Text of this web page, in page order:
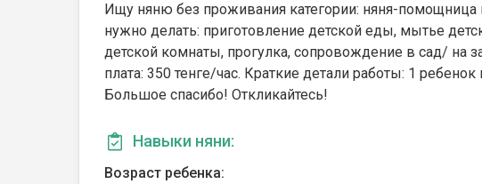
Ищу няню без проживания категории: няня-помощница
нужно делать: приготовление детской еды, мытье
детской комнаты, прогулка, сопровождение в сад/ на
плата: 350 тенге/час. Краткие детали работы: 1
Большое спасибо! Откликайтесь!
Навыки няни:
Возраст ребенка: